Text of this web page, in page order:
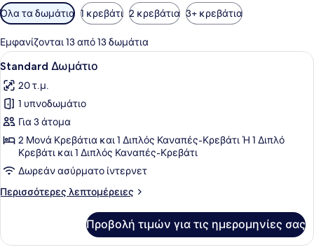
Διαθέσιμα
φίλτρα
για
τα
δωμάτια
Όλα τα δωμάτια 1 κρεβάτι 2 κρεβάτια 3+ κρεβάτια
Εμφανίζονται 13 από 13 δωμάτια
Προβολή
όλων
των
φωτογραφιών
για
Standard
Δωμάτιο
Ένα δωμάτιο ξενοδοχείου με ένα
5
Standard Δωμάτιο
20 τ.μ.
1 υπνοδωμάτιο
Για 3 άτομα
2 Μονά Κρεβάτια και 1 Διπλός Καναπές-Κρεβάτι Ή 1 Διπλό
Κρεβάτι και 1 Διπλός Καναπές-Κρεβάτι
Δωρεάν ασύρματο ίντερνετ
Περισσότερες λεπτομέρειες
Περισσότερες
Δωμάτιο
Προβολή τιμών για τις ημερομηνίες σας